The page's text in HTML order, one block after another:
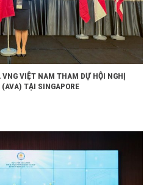
VIỆT NAM THAM DỰ HỘI NGHỊ
TẠI SINGAPORE